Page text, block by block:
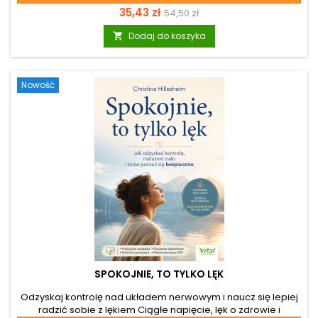
kumuluje się w układzie ustno-twarzowym, prowadząc do
szkodliwego zgrzytania zębami, bruksizmu i bolesnych
problemów ze stawem skroniowo-żuchwowym. Jeśli
szukasz trwałego rozwiązania tych dolegliwości, książka
Cena
35,43 zł Cena
podstawowa
54,50 zł
 Dodaj do koszyka
Nowość
SPOKOJNIE, TO TYLKO LĘK
Odzyskaj kontrolę nad układem nerwowym i naucz się lepiej
radzić sobie z lękiem Ciągłe napięcie, lęk o zdrowie i